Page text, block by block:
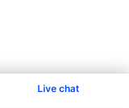
Live chat